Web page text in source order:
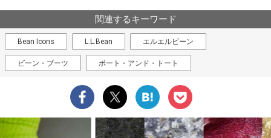
関連するキーワード
Bean Icons L.L.Bean エルエルビーン
ビーン・ブーツ ボート・アンド・トート